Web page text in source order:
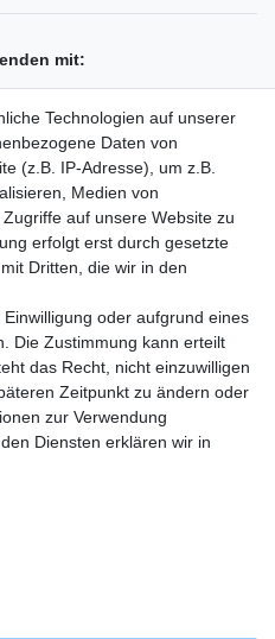
mit:
Amazon eBay
Technologien auf unserer
Daten von
(z.B. IP-Adresse), um z.B.
Medien von
auf unsere Website zu
erfolgt erst durch gesetzte
Dritten, die wir in den
oder aufgrund eines
Die Zustimmung kann erteilt
das Recht, nicht einzuwilligen
Zeitpunkt zu ändern oder
zur Verwendung
Diensten erklären wir in